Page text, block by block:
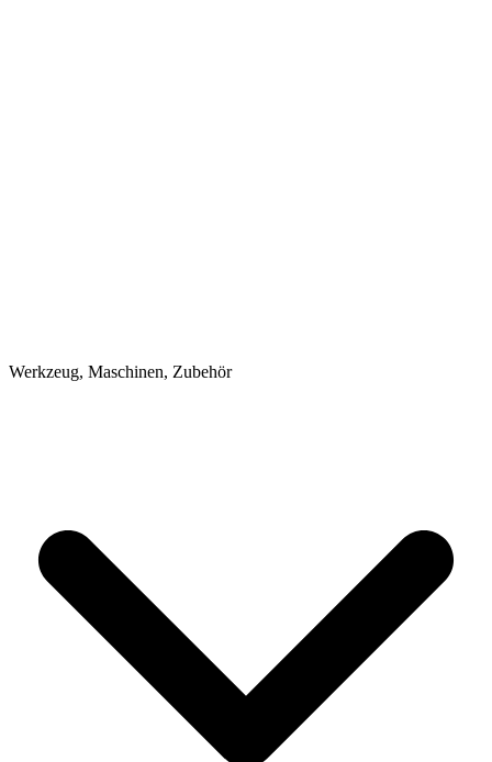
Werkzeug, Maschinen, Zubehör